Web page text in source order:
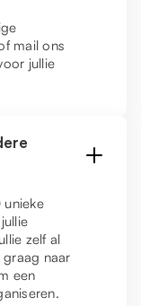
mail ons
jullie
zelf al
naar
een